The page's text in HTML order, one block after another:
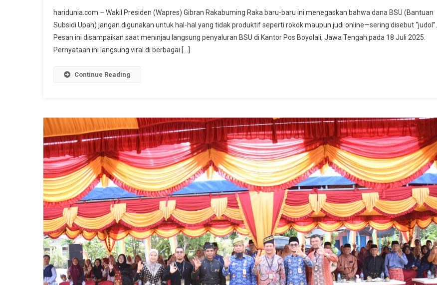
haridunia.com – Wakil Presiden (Wapres) Gibran Rakabuming Raka baru-baru ini menegaskan bahwa dana BSU (Bantuan
Subsidi Upah) jangan digunakan untuk hal-hal yang tidak produktif seperti rokok maupun judi online—sering disebut “judol”.
Pesan ini disampaikan saat meninjau langsung penyaluran BSU di Kantor Pos Boyolali, Jawa Tengah pada 18 Juli 2025.
Pernyataan ini langsung viral di berbagai […]
Continue Reading